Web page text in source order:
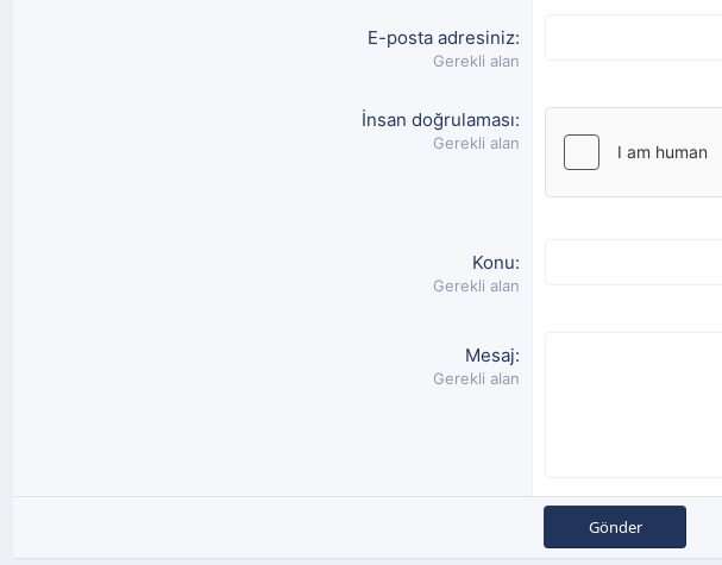
E-posta adresiniz
Gerekli alan
İnsan doğrulaması
Gerekli alan
Konu
Gerekli alan
Mesaj
Gerekli alan
Gönder